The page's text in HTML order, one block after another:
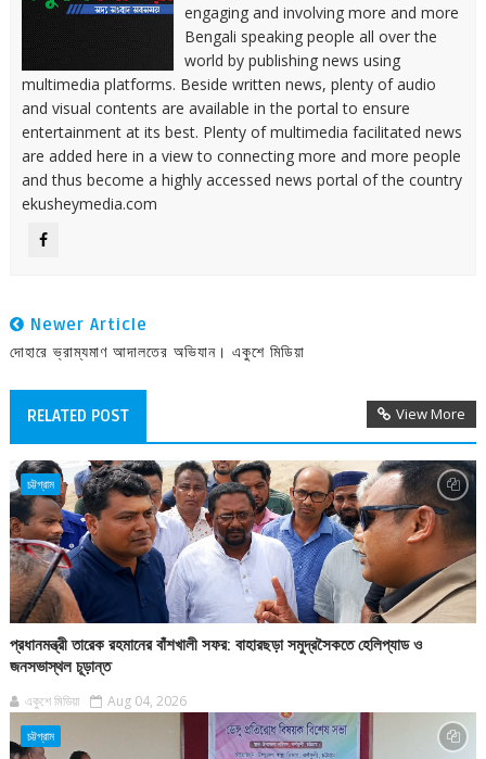
engaging and involving more and more
Bengali speaking people all over the
world by publishing news using
multimedia platforms. Beside written news, plenty of audio
and visual contents are available in the portal to ensure
entertainment at its best. Plenty of multimedia facilitated news
are added here in a view to connecting more and more people
and thus become a highly accessed news portal of the country
ekusheymedia.com
Newer Article
দোহারে ভ্রাম্যমাণ আদালতের অভিযান। একুশে মিডিয়া
RELATED POST View More
চট্টগ্রাম
প্রধানমন্ত্রী তারেক রহমানের বাঁশখালী সফর: বাহারছড়া সমুদ্রসৈকতে হেলিপ্যাড ও
জনসভাস্থল চূড়ান্ত
একুশে মিডিয়া Aug 04, 2026
চট্টগ্রাম